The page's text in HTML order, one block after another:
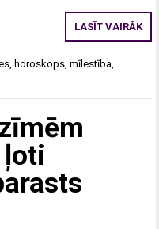
LASĪT VAIRĀK
,horoskops ,mīlestība
ļoti